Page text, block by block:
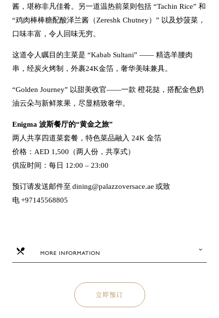
酱，堪称非凡佳肴。另一道温热前菜则包括 “Tachin Rice” 和
“鸡肉棒棒糖配酸泽兰酱（Zereshk Chutney）” 以及炒菠菜，
口味丰富，令人回味无穷。
这道令人瞩目的主菜是 “Kabab Sultani” —— 精选羊腰肉
串，经炭火烤制，外裹24K金箔，奢华美味兼具。
“Golden Journey” 以甜美收官——一款 橙花挞，搭配金色奶
油云朵与新鲜浆果，尽显精致奢华。
Enigma 波斯餐厅的“黄金之旅”
两人共享四道菜套餐，特色菜品融入 24K 金箔
价格： AED 1,500（两人份，共享式）
供应时间：每日 12:00 – 23:00
预订请发送邮件至 dining@palazzoversace.ae 或致
电 +97145568805
MORE INFORMATION
立即预订